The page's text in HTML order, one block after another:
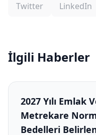
Twitter LinkedIn
İlgili Haberler
2027 Yılı Emlak
Metrekare
Bedelleri